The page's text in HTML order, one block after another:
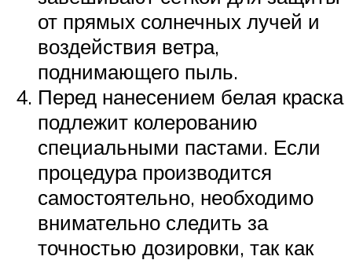
от прямых солнечных лучей и
воздействия ветра,
поднимающего пыль.
Перед нанесением белая краска
подлежит колерованию
специальными пастами. Если
процедура производится
самостоятельно, необходимо
внимательно следить за
точностью дозировки, так как